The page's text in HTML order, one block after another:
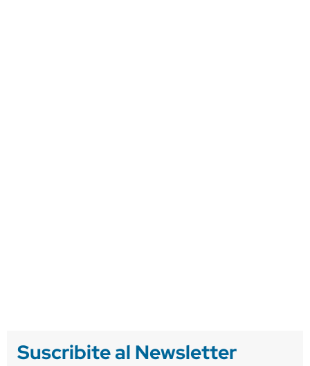
Suscribite al Newsletter